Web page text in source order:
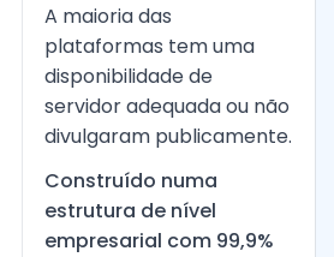
A maioria das
plataformas tem uma
disponibilidade de
servidor adequada ou não
divulgaram publicamente.
Construído numa
estrutura de nível
empresarial com 99,9%